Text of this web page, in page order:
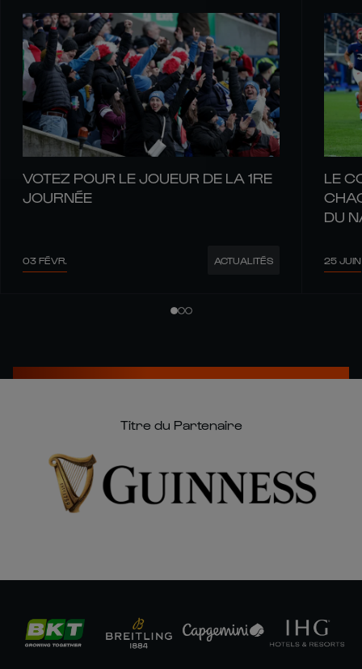
VOTEZ POUR LE JOUEUR DE LA 1RE
JOURNÉE
03 FÉVR. ACTUALITÉS
LE
DU
25 JUIN
Titre du Partenaire